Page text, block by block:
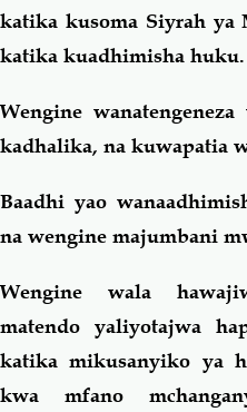
katika kusoma Siyrah ya
katika kuadhimisha huku.
Wengine
kadhalika, na kuwapatia
Baadhi yao
na wengine majumbani
Wengine wala
matendo yaliyotajwa
katika mikusanyiko ya
kwa mfano